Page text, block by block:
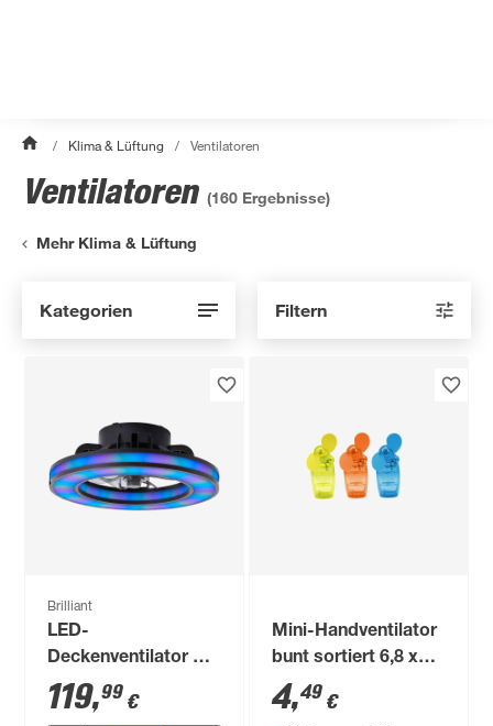
/ Klima & Lüftung / Ventilatoren
Ventilatoren (160 Ergebnisse)
Mehr Klima & Lüftung
Kategorien Filtern
Brilliant
LED-
Deckenventilator mit
Beleuchtung
'Mondello' dimmbar
119,99 €
Mini-Handventilator
bunt sortiert 6,8 x
10,2 cm
4,49 €